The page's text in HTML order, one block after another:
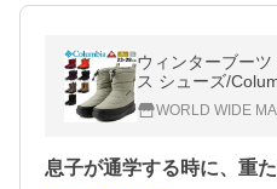
ウィンターブー
ス シューズ/
ールブーツ 2 ウ
ーツ アウトドア /
WORLD WIDE